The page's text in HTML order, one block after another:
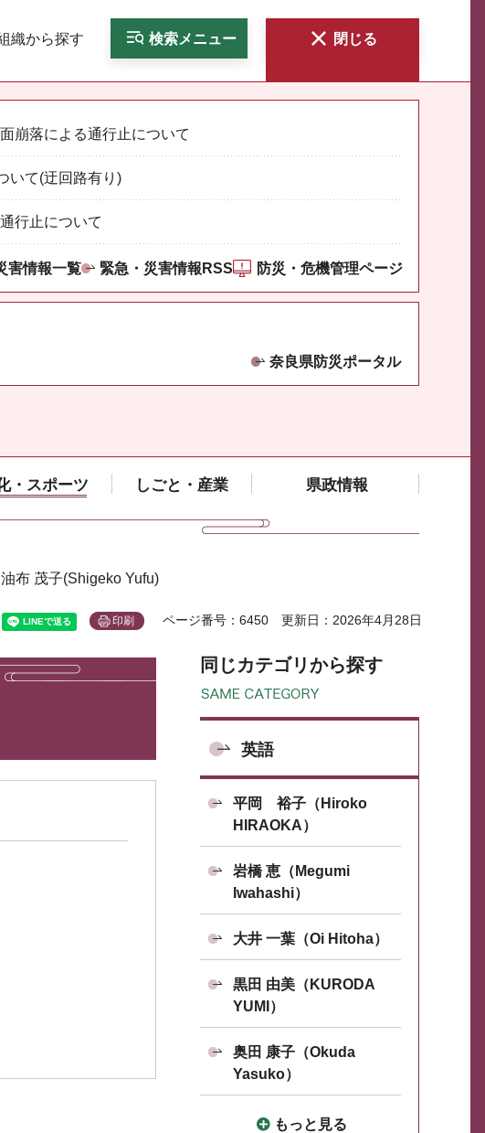
織から探す 検索メニュー 閉じる
崩落による通行止について
いて(迂回路有り)
行止について
害情報一覧 緊急・災害情報RSS 防災・危機管理ページ
奈良県防災ポータル
・スポーツ しごと・産業 県政情報
布 茂子(Shigeko Yufu)
印刷 ページ番号：6450 更新日：2026年4月28日
同じカテゴリから探す
英語
平岡 裕子（Hiroko
HIRAOKA）
岩橋 恵（Megumi
Iwahashi）
大井 一葉（Oi Hitoha）
黒田 由美（KURODA
YUMI）
奥田 康子（Okuda
Yasuko）
もっと見る